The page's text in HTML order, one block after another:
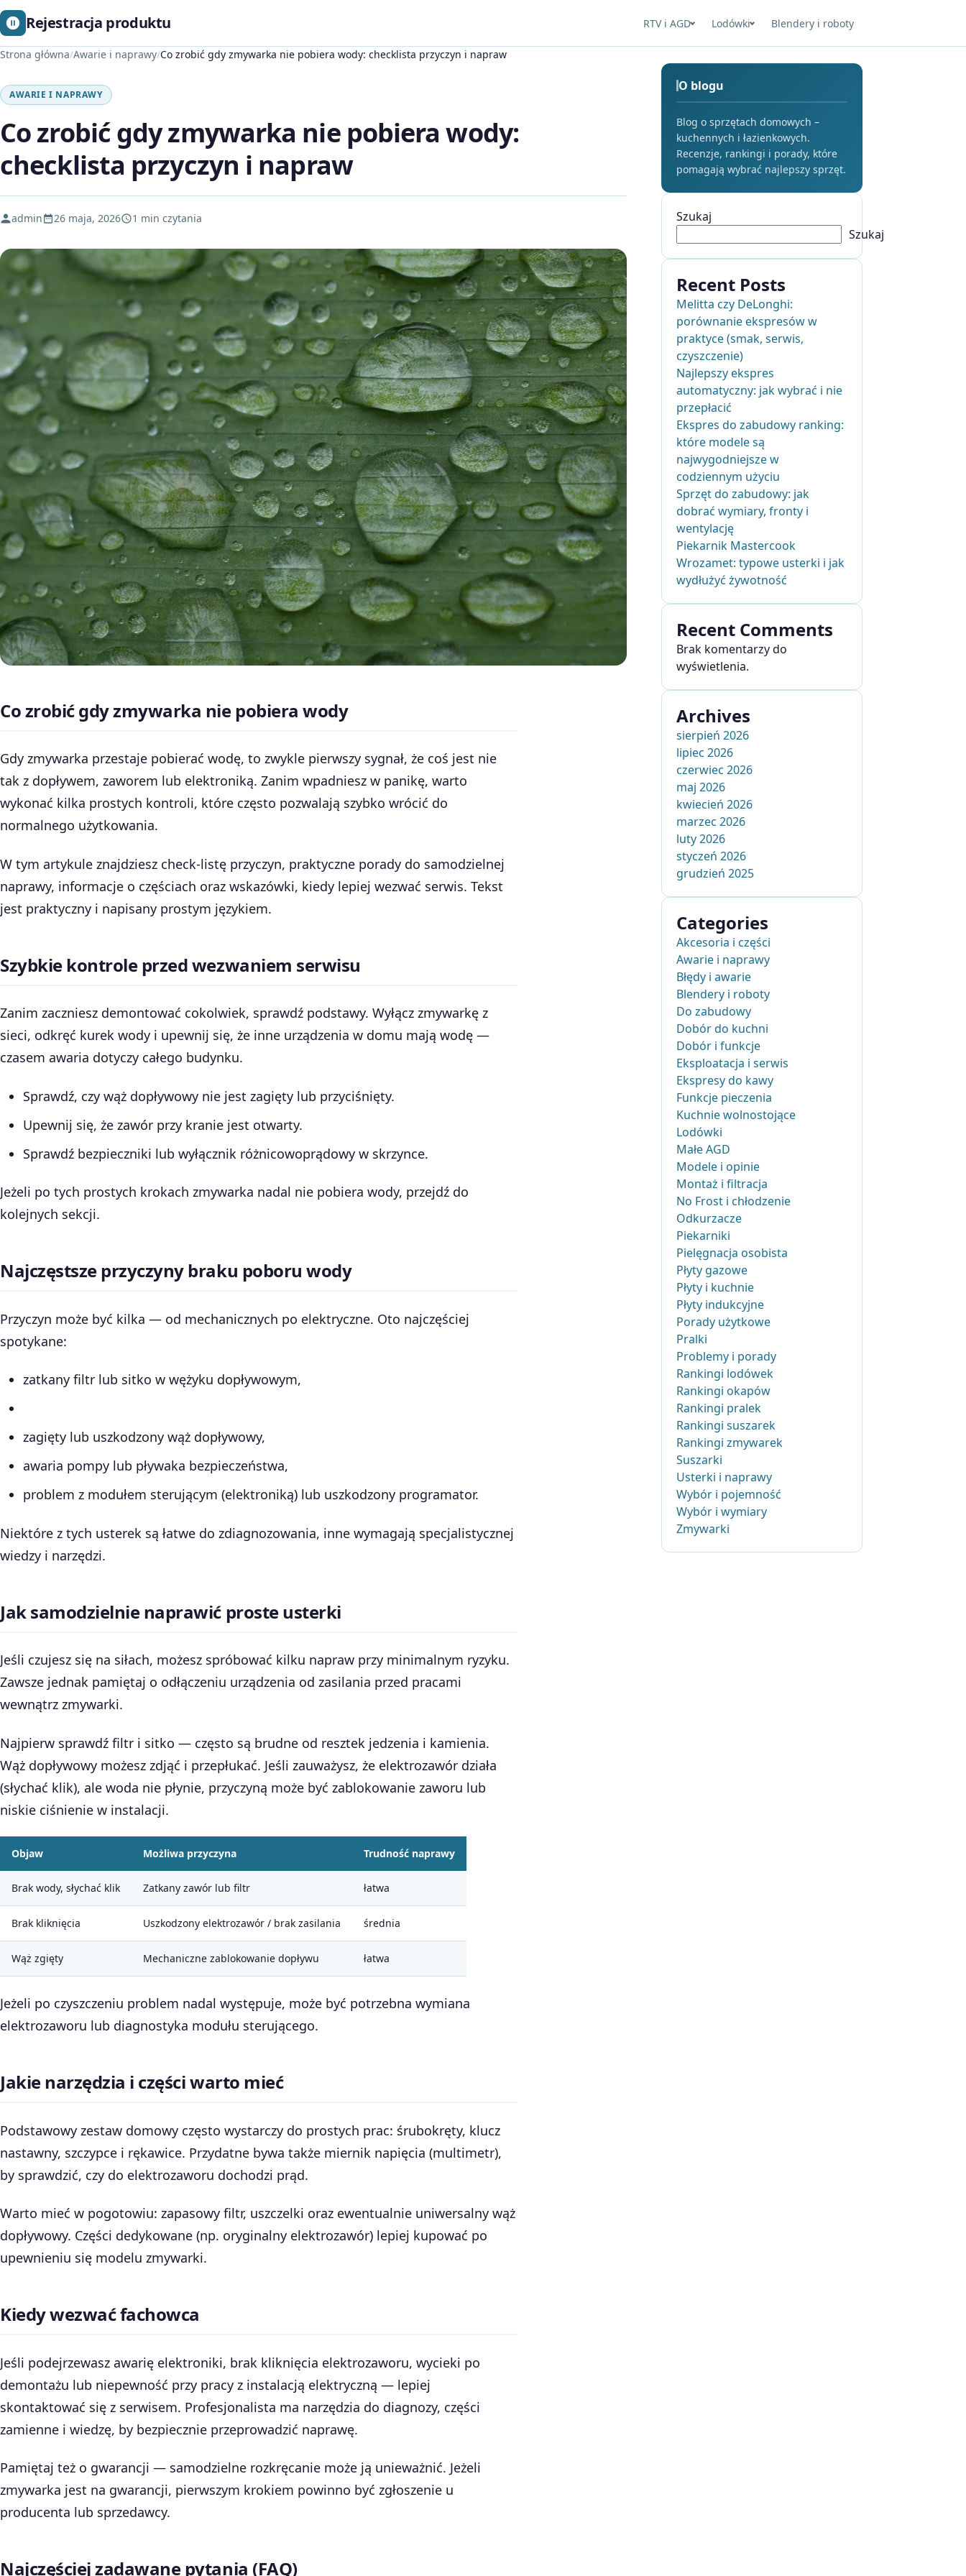
Rejestracja produktu RTV i AGD Lodówki Blendery i roboty
Strona główna/Awarie i naprawy/Co zrobić gdy zmywarka nie pobiera wody: checklista przyczyn i napraw
AWARIE I NAPRAWY
Co zrobić gdy zmywarka nie pobiera wody:
checklista przyczyn i napraw
admin 26 maja, 2026 1 min czytania
Co zrobić gdy zmywarka nie pobiera wody
Gdy zmywarka przestaje pobierać wodę, to zwykle pierwszy sygnał, że coś jest nie
tak z dopływem, zaworem lub elektroniką. Zanim wpadniesz w panikę, warto
wykonać kilka prostych kontroli, które często pozwalają szybko wrócić do
normalnego użytkowania.
W tym artykule znajdziesz check-listę przyczyn, praktyczne porady do samodzielnej
naprawy, informacje o częściach oraz wskazówki, kiedy lepiej wezwać serwis. Tekst
jest praktyczny i napisany prostym językiem.
Szybkie kontrole przed wezwaniem serwisu
Zanim zaczniesz demontować cokolwiek, sprawdź podstawy. Wyłącz zmywarkę z
sieci, odkręć kurek wody i upewnij się, że inne urządzenia w domu mają wodę —
czasem awaria dotyczy całego budynku.
Sprawdź, czy wąż dopływowy nie jest zagięty lub przyciśnięty.
Upewnij się, że zawór przy kranie jest otwarty.
Sprawdź bezpieczniki lub wyłącznik różnicowoprądowy w skrzynce.
Jeżeli po tych prostych krokach zmywarka nadal nie pobiera wody, przejdź do
kolejnych sekcji.
Najczęstsze przyczyny braku poboru wody
Przyczyn może być kilka — od mechanicznych po elektryczne. Oto najczęściej
spotykane:
zatkany filtr lub sitko w wężyku dopływowym,
zagięty lub uszkodzony wąż dopływowy,
awaria pompy lub pływaka bezpieczeństwa,
problem z modułem sterującym (elektroniką) lub uszkodzony programator.
Niektóre z tych usterek są łatwe do zdiagnozowania, inne wymagają specjalistycznej
wiedzy i narzędzi.
Jak samodzielnie naprawić proste usterki
Jeśli czujesz się na siłach, możesz spróbować kilku napraw przy minimalnym ryzyku.
Zawsze jednak pamiętaj o odłączeniu urządzenia od zasilania przed pracami
wewnątrz zmywarki.
Najpierw sprawdź filtr i sitko — często są brudne od resztek jedzenia i kamienia.
Wąż dopływowy możesz zdjąć i przepłukać. Jeśli zauważysz, że elektrozawór działa
(słychać klik), ale woda nie płynie, przyczyną może być zablokowanie zaworu lub
niskie ciśnienie w instalacji.
Objaw Możliwa przyczyna Trudność naprawy
Brak wody, słychać klik Zatkany zawór lub filtr łatwa
Brak kliknięcia Uszkodzony elektrozawór / brak zasilania średnia
Wąż zgięty Mechaniczne zablokowanie dopływu łatwa
Jeżeli po czyszczeniu problem nadal występuje, może być potrzebna wymiana
elektrozaworu lub diagnostyka modułu sterującego.
Jakie narzędzia i części warto mieć
Podstawowy zestaw domowy często wystarczy do prostych prac: śrubokręty, klucz
nastawny, szczypce i rękawice. Przydatne bywa także miernik napięcia (multimetr),
by sprawdzić, czy do elektrozaworu dochodzi prąd.
Warto mieć w pogotowiu: zapasowy filtr, uszczelki oraz ewentualnie uniwersalny wąż
dopływowy. Części dedykowane (np. oryginalny elektrozawór) lepiej kupować po
upewnieniu się modelu zmywarki.
Kiedy wezwać fachowca
Jeśli podejrzewasz awarię elektroniki, brak kliknięcia elektrozaworu, wycieki po
demontażu lub niepewność przy pracy z instalacją elektryczną — lepiej
skontaktować się z serwisem. Profesjonalista ma narzędzia do diagnozy, części
zamienne i wiedzę, by bezpiecznie przeprowadzić naprawę.
Pamiętaj też o gwarancji — samodzielne rozkręcanie może ją unieważnić. Jeżeli
zmywarka jest na gwarancji, pierwszym krokiem powinno być zgłoszenie u
producenta lub sprzedawcy.
Najczęściej zadawane pytania (FAQ)
O blogu
Blog o sprzętach domowych –
kuchennych i łazienkowych.
Recenzje, rankingi i porady, które
pomagają wybrać najlepszy sprzęt.
Szukaj
Szukaj
Recent Posts
Melitta czy DeLonghi:
porównanie ekspresów w
praktyce (smak, serwis,
czyszczenie)
Najlepszy ekspres
automatyczny: jak wybrać i nie
przepłacić
Ekspres do zabudowy ranking:
które modele są
najwygodniejsze w
codziennym użyciu
Sprzęt do zabudowy: jak
dobrać wymiary, fronty i
wentylację
Piekarnik Mastercook
Wrozamet: typowe usterki i jak
wydłużyć żywotność
Recent Comments
Brak komentarzy do
wyświetlenia.
Archives
sierpień 2026
lipiec 2026
czerwiec 2026
maj 2026
kwiecień 2026
marzec 2026
luty 2026
styczeń 2026
grudzień 2025
Categories
Akcesoria i części
Awarie i naprawy
Błędy i awarie
Blendery i roboty
Do zabudowy
Dobór do kuchni
Dobór i funkcje
Eksploatacja i serwis
Ekspresy do kawy
Funkcje pieczenia
Kuchnie wolnostojące
Lodówki
Małe AGD
Modele i opinie
Montaż i filtracja
No Frost i chłodzenie
Odkurzacze
Piekarniki
Pielęgnacja osobista
Płyty gazowe
Płyty i kuchnie
Płyty indukcyjne
Porady użytkowe
Pralki
Problemy i porady
Rankingi lodówek
Rankingi okapów
Rankingi pralek
Rankingi suszarek
Rankingi zmywarek
Suszarki
Usterki i naprawy
Wybór i pojemność
Wybór i wymiary
Zmywarki